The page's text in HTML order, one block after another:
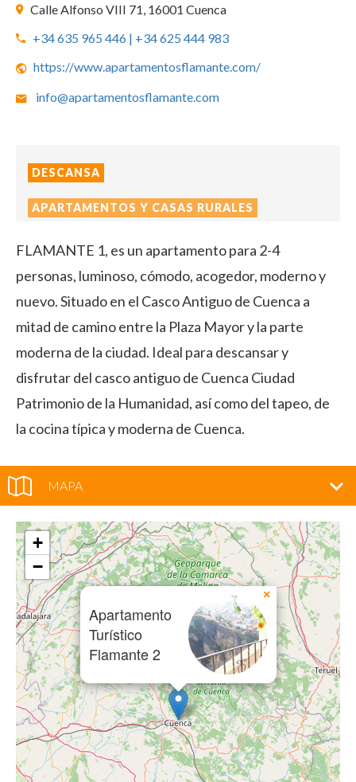
Calle Alfonso VIII 71, 16001 Cuenca
+34 635 965 446 | +34 625 444 983
https://www.apartamentosflamante.com/
info@apartamentosflamante.com
DESCANSA
APARTAMENTOS Y CASAS RURALES
FLAMANTE 1, es un apartamento para 2-4
personas, luminoso, cómodo, acogedor, moderno y
nuevo. Situado en el Casco Antiguo de Cuenca a
mitad de camino entre la Plaza Mayor y la parte
moderna de la ciudad. Ideal para descansar y
disfrutar del casco antiguo de Cuenca Ciudad
Patrimonio de la Humanidad, así como del tapeo, de
la cocina típica y moderna de Cuenca.
MAPA
Apartamento
Turístico
Flamante 2
×
+
−